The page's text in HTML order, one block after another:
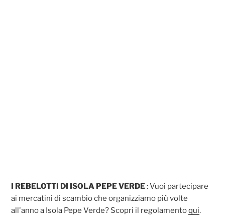
I REBELOTTI DI ISOLA PEPE VERDE: Vuoi partecipare
ai mercatini di scambio che organizziamo più volte
all'anno a Isola Pepe Verde? Scopri il regolamentoqui.